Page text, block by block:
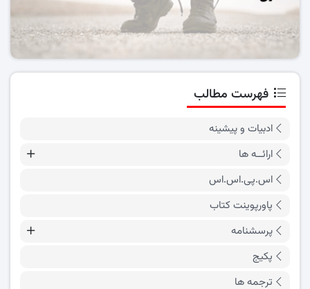
فهرست مطالب
ادبیات و پیشینه
ارائــه ها
اس.پی.اس.اس
پاورپوینت کتاب
پرسشنامه
پکیج
ترجمه ها